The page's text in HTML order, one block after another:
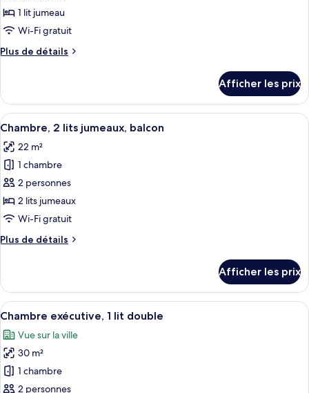
ce
type
chambre :
lit
jumeau,
balcon
1 lit jumeau
Wi-Fi gratuit
Plus de détails
Plus
Chambre,
lit
balcon
Afficher les prix
Afficher
toutes
les
photos
pour
ce
type
chambre :
lits
jumeaux,
balcon
Une chambre à coucher moderne
10
Chambre, 2 lits jumeaux, balcon
22 m²
1 chambre
2 personnes
2 lits jumeaux
Wi-Fi gratuit
Plus de détails
Plus
Chambre,
lits
balcon
Afficher les prix
Afficher
toutes
les
photos
pour
ce
Une chambre d’hôtel moderne
7
Chambre exécutive, 1 lit double
Vue sur la ville
30 m²
1 chambre
2 personnes